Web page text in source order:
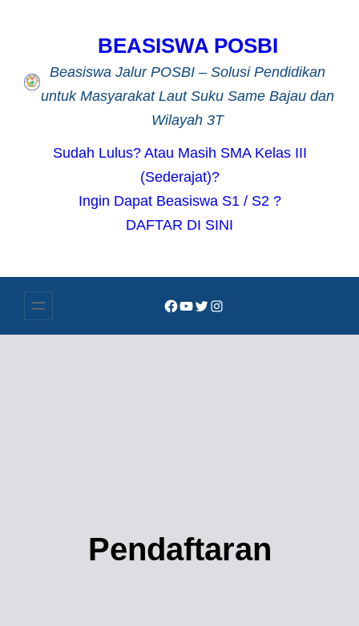
BEASISWA POSBI
Beasiswa Jalur POSBI – Solusi Pendidikan
untuk Masyarakat Laut Suku Same Bajau dan
Wilayah 3T
Sudah Lulus? Atau Masih SMA Kelas III
(Sederajat)?
Ingin Dapat Beasiswa S1 / S2 ?
DAFTAR DI SINI
Facebook
YouTube
TwitterInstagram
Pendaftaran